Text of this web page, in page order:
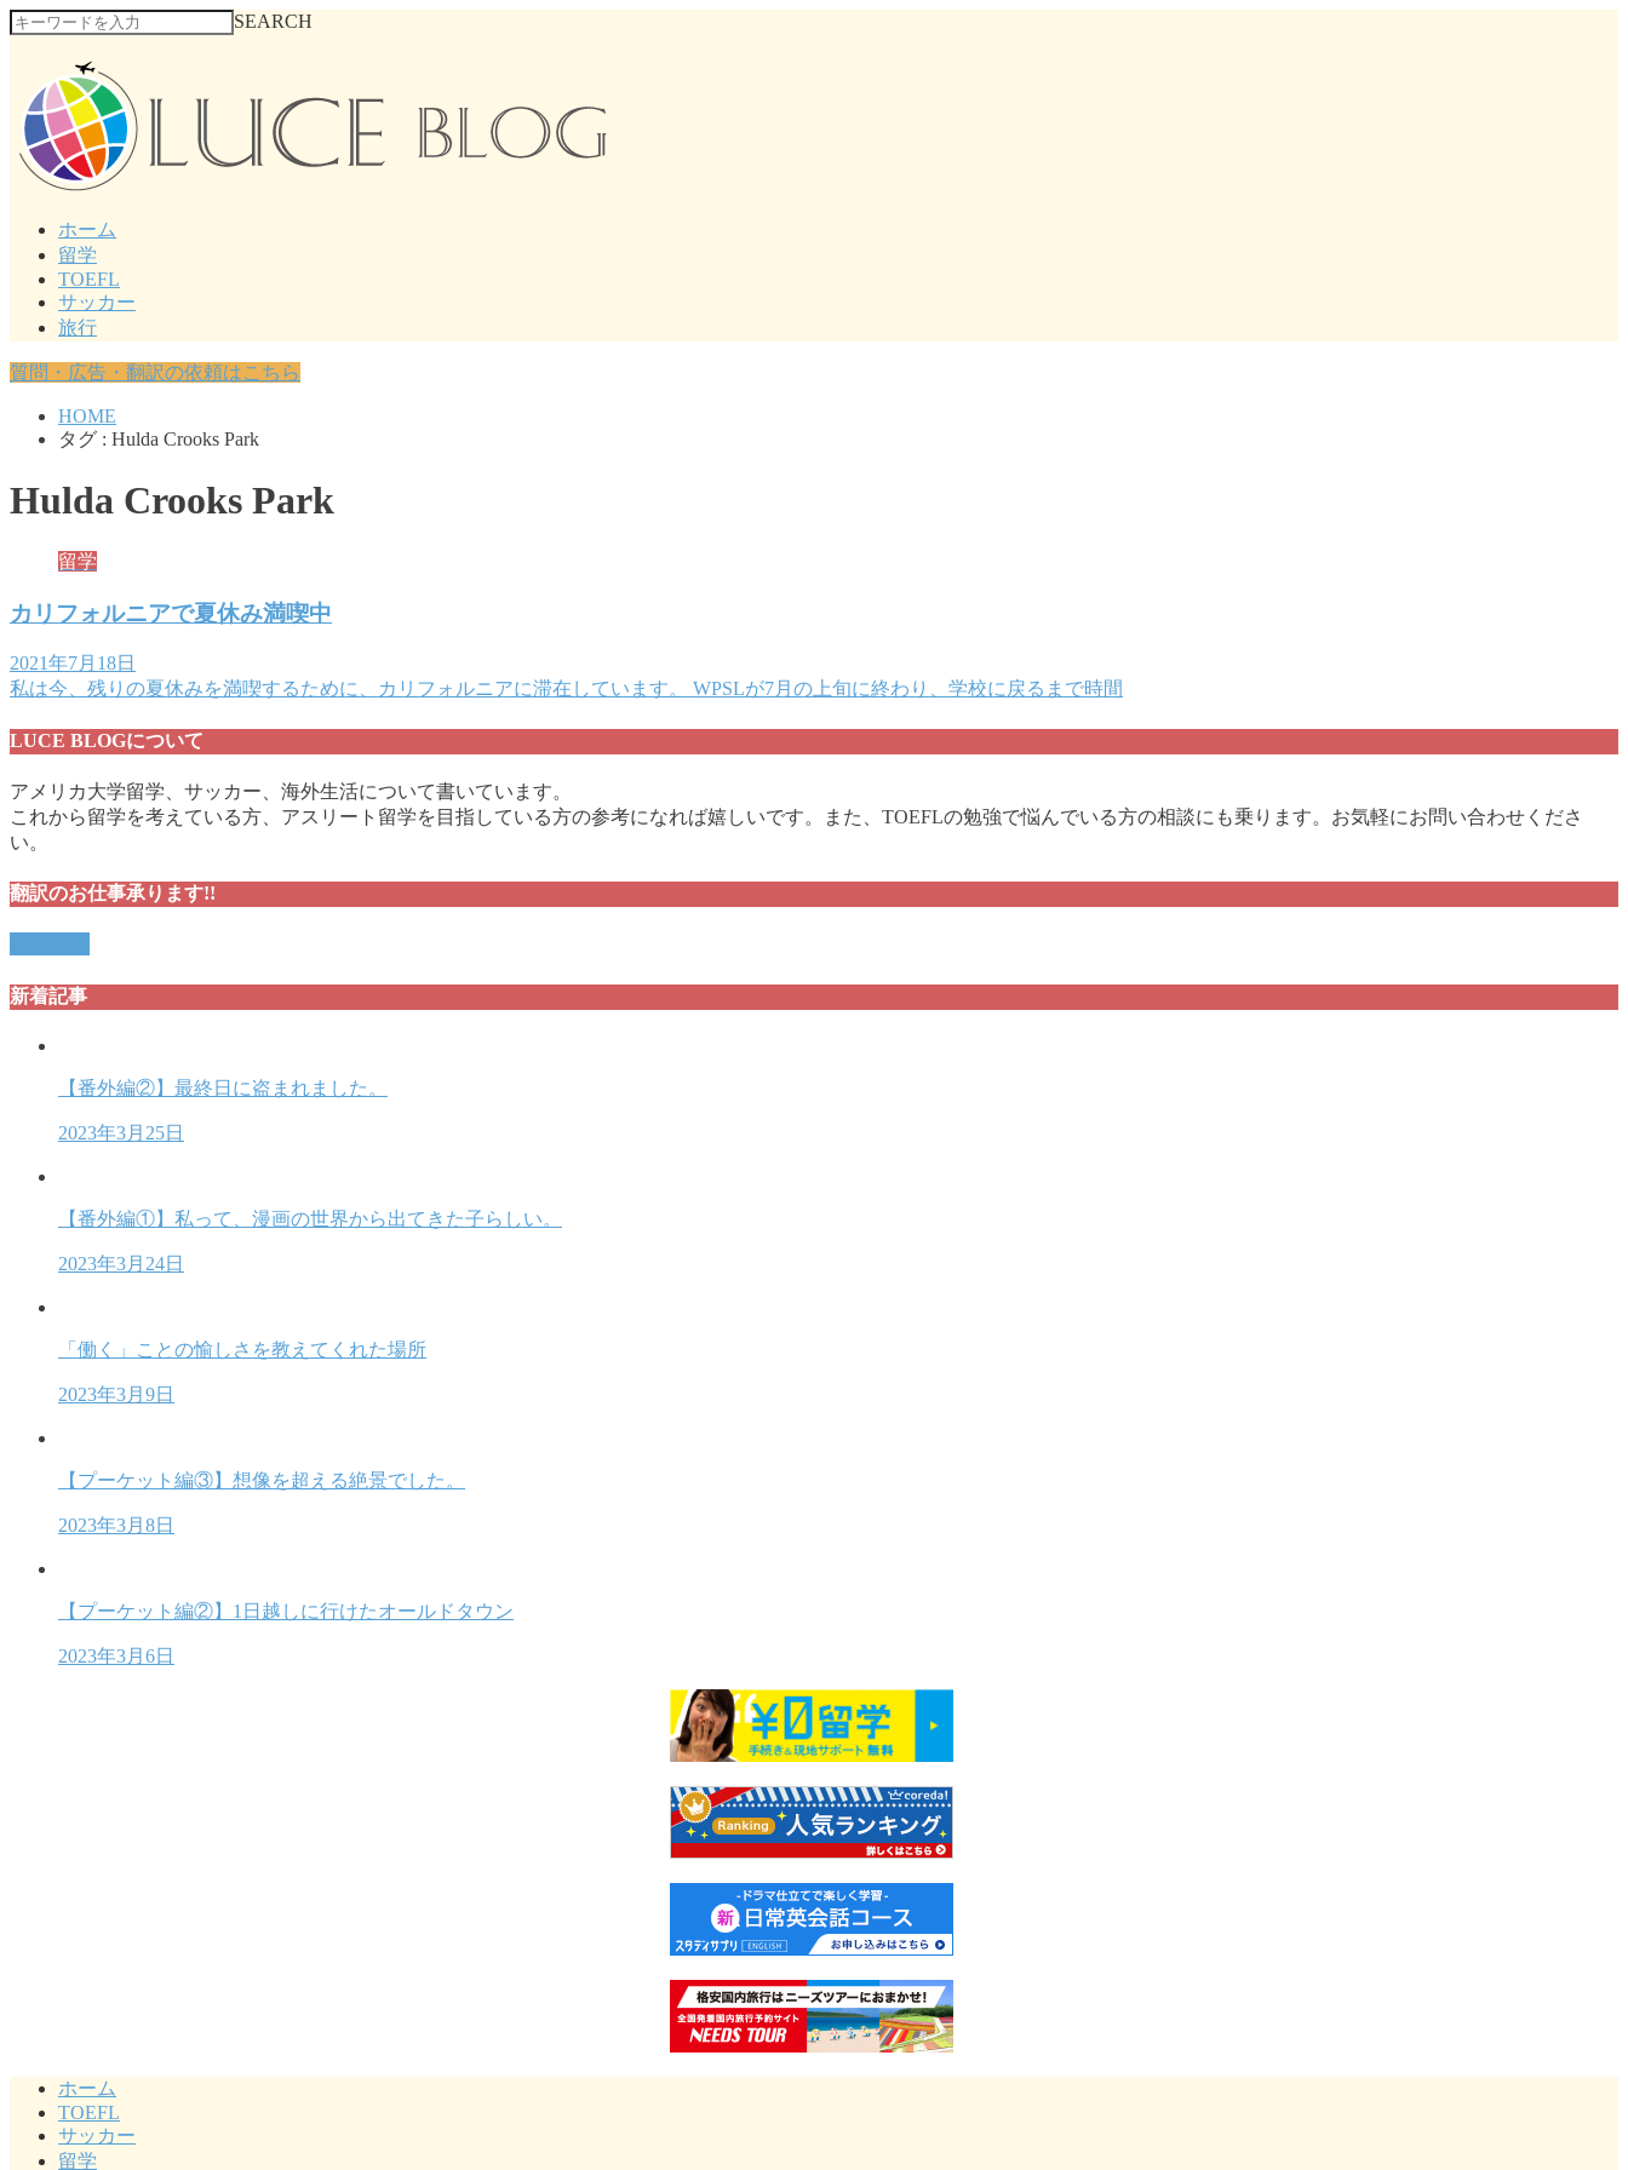
SEARCH
ホーム
留学
TOEFL
サッカー
旅行
質問・広告・翻訳の依頼はこちら
HOME
タグ : Hulda Crooks Park
Hulda Crooks Park
留学
カリフォルニアで夏休み満喫中
2021年7月18日
私は今、残りの夏休みを満喫するために、カリフォルニアに滞在しています。 WPSLが7月の上旬に終わり、学校に戻るまで時間
LUCE BLOGについて
アメリカ大学留学、サッカー、海外生活について書いています。
これから留学を考えている方、アスリート留学を目指している方の参考になれば嬉しいです。また、TOEFLの勉強で悩んでいる方の相談にも乗ります。お気軽にお問い合わせくださ
い。
翻訳のお仕事承ります!!
新着記事
【番外編②】最終日に盗まれました。
2023年3月25日
【番外編①】私って、漫画の世界から出てきた子らしい。
2023年3月24日
「働く」ことの愉しさを教えてくれた場所
2023年3月9日
【プーケット編③】想像を超える絶景でした。
2023年3月8日
【プーケット編②】1日越しに行けたオールドタウン
2023年3月6日
ホーム
TOEFL
サッカー
留学